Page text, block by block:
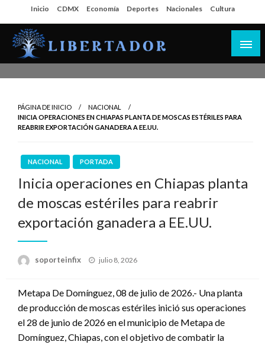
al
contenido
Inicio CDMX Economía Deportes Nacionales Cultura
PÁGINA DE INICIO
NACIONAL
INICIA OPERACIONES EN CHIAPAS PLANTA DE MOSCAS ESTÉRILES PARA
REABRIR EXPORTACIÓN GANADERA A EE.UU.
NACIONAL PORTADA
Inicia operaciones en Chiapas planta
de moscas estériles para reabrir
exportación ganadera a EE.UU.
soporteinfix
Publicado
julio 8, 2026
Metapa De Domínguez, 08 de julio de 2026.- Una planta
de producción de moscas estériles inició sus operaciones
el 28 de junio de 2026 en el municipio de Metapa de
Domínguez, Chiapas, con el objetivo de combatir la